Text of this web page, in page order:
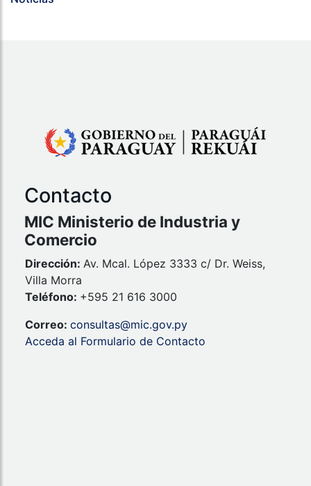
Contacto
MIC Ministerio de Industria y
Comercio
Dirección: Av. Mcal. López 3333 c/ Dr. Weiss,
Villa Morra
Teléfono: +595 21 616 3000
Correo: consultas@mic.gov.py
Acceda al Formulario de Contacto